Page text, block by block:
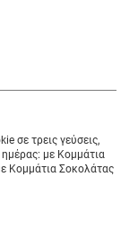
σε τρεις γεύσεις,
με Κομμάτια
Κομμάτια Σοκολάτας